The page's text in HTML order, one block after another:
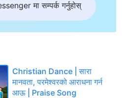
मा सम्पर्क गर्नुहोस्
Christian Dance | सारा
मानवता, परमेश्‍वरको आराधना गर्न
आऊ | Praise Song